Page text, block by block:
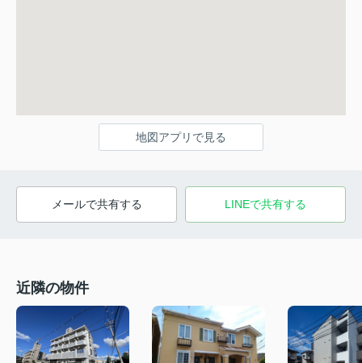
地図アプリで見る
メールで共有する LINEで共有する
近隣の物件